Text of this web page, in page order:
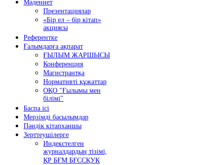
Мәдениет
Презентациялар
«Бір ел – бір кітап»
акциясы
Референтке
Ғалымдарға ақпарат
ҒЫЛЫМ ЖАРШЫСЫ
Конференция
Магистрантқа
Нормативті құжаттар
ОҚО "Ғылымы мен
білімі"
Баспа ісі
Мерзімді басылымдар
Пәндік кітапханшы
Зерттеушілерге
Индекстелген
журналдардың тізімі,
ҚР БҒМ БҒССҚУК